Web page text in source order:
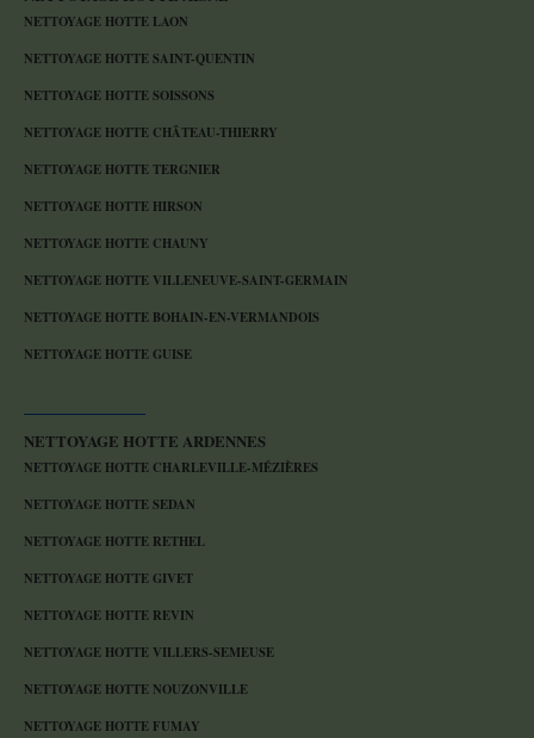
NETTOYAGE HOTTE LAON
NETTOYAGE HOTTE SAINT-QUENTIN
NETTOYAGE HOTTE SOISSONS
NETTOYAGE HOTTE CHÂTEAU-THIERRY
NETTOYAGE HOTTE TERGNIER
NETTOYAGE HOTTE HIRSON
NETTOYAGE HOTTE CHAUNY
NETTOYAGE HOTTE VILLENEUVE-SAINT-GERMAIN
NETTOYAGE HOTTE BOHAIN-EN-VERMANDOIS
NETTOYAGE HOTTE GUISE
NETTOYAGE HOTTE ARDENNES
NETTOYAGE HOTTE CHARLEVILLE-MÉZIÈRES
NETTOYAGE HOTTE SEDAN
NETTOYAGE HOTTE RETHEL
NETTOYAGE HOTTE GIVET
NETTOYAGE HOTTE REVIN
NETTOYAGE HOTTE VILLERS-SEMEUSE
NETTOYAGE HOTTE NOUZONVILLE
NETTOYAGE HOTTE FUMAY